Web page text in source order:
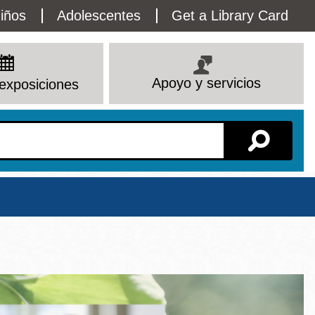
Adolescentes Get a Library Card
Apoyo y servicios
Ver todas